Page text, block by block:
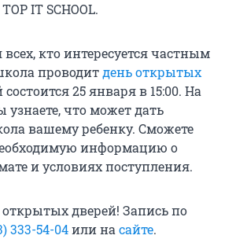
IT SCHOOL.
всех, кто интересуется частным
проводитдень открытых
25 января в 15:00. На
что может дать
вашему ребенку. Сможете
информацию о
и условиях поступления.
дверей! Запись по
333-54-04или насайте.